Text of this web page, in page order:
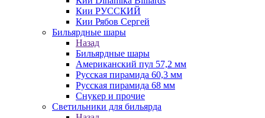
Кии РУССКИЙ
Кии Рябов Сергей
Бильярдные шары
Назад
Бильярдные шары
Американский пул 57,2 мм
Русская пирамида 60,3 мм
Русская пирамида 68 мм
Снукер и прочие
Светильники для бильярда